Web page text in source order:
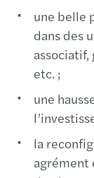
une belle
dans des
etc. ;
une
la
agrément